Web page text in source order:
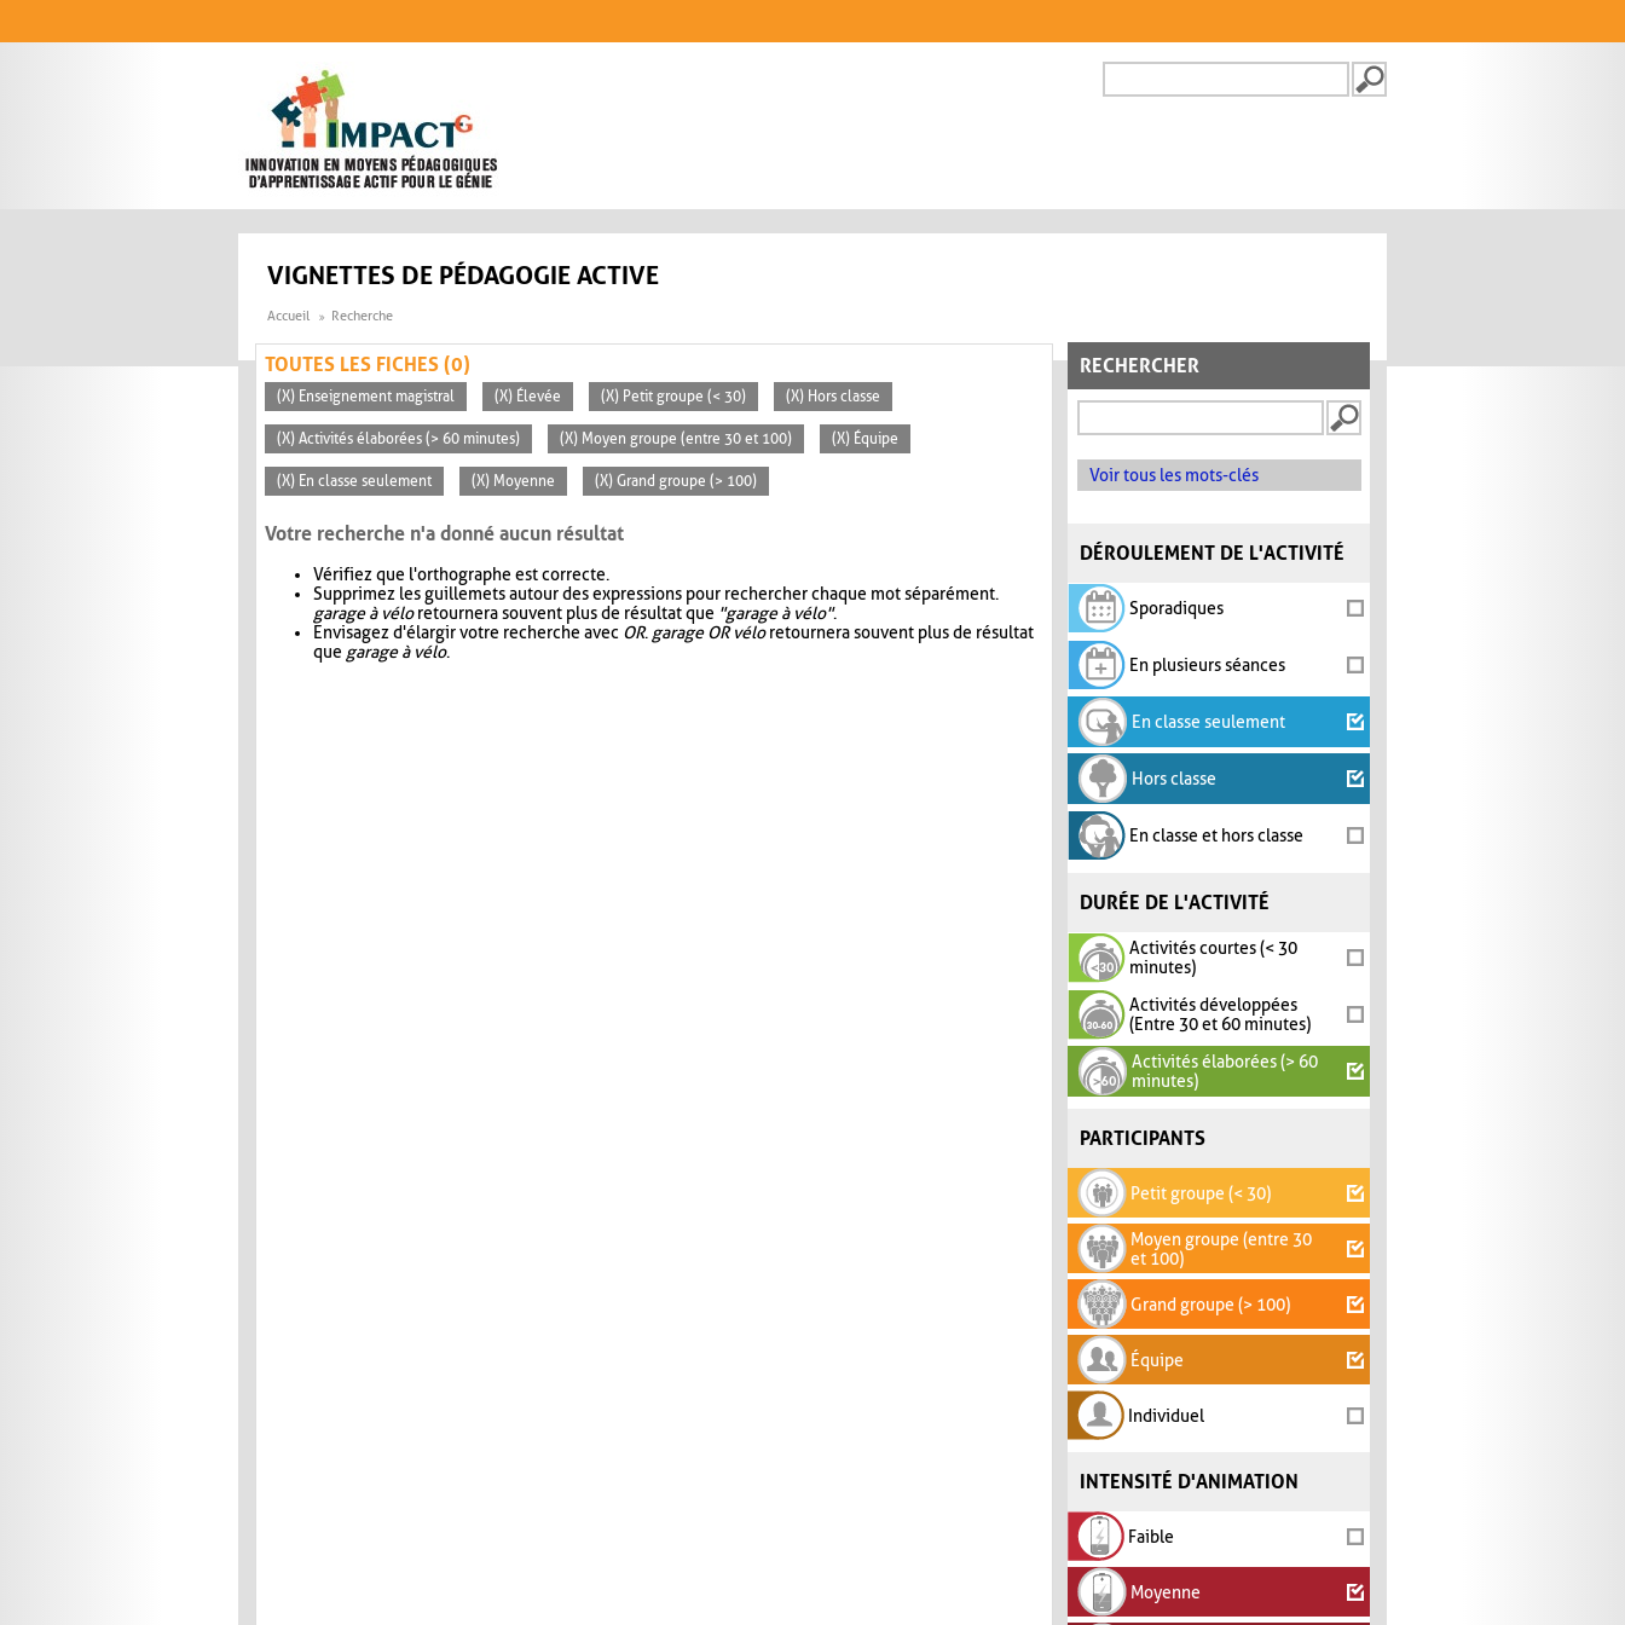
FORMULAIRE DE
VIGNETTES DE PÉDAGOGIE ACTIVE
Accueil Recherche
RECHERCHER
Voir tous les mots-clés
DÉROULEMENT DE L'ACTIVITÉ
Sporadiques
En plusieurs séances
En classe seulement
Hors classe
En classe et hors classe
DURÉE DE L'ACTIVITÉ
Activités courtes (< 30
minutes)
Activités développées
(Entre 30 et 60 minutes)
Activités élaborées (> 60
minutes)
PARTICIPANTS
Petit groupe (< 30)
Moyen groupe (entre 30
et 100)
Grand groupe (> 100)
Équipe
Individuel
INTENSITÉ D'ANIMATION
Faible
Moyenne
TOUTES LES FICHES (0)
(X) Enseignement magistral (X) Élevée (X) Petit groupe (< 30) (X) Hors classe
(X) Activités élaborées (> 60 minutes) (X) Moyen groupe (entre 30 et 100) (X) Équipe
(X) En classe seulement (X) Moyenne (X) Grand groupe (> 100)
Votre recherche n'a donné aucun résultat
Vérifiez que l'orthographe est correcte.
Supprimez les guillemets autour des expressions pour rechercher chaque mot séparément.
garage à véloretournera souvent plus de résultat que "garage à vélo".
Envisagez d'élargir votre recherche avec OR. garage OR véloretournera souvent plus de résultat
que garage à vélo.